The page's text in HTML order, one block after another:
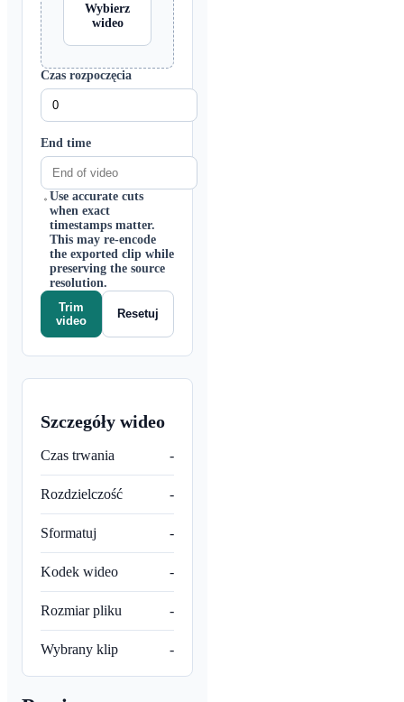
Wybierz
wideo
Czas rozpoczęcia
End time
Use accurate cuts
when exact
timestamps matter.
This may re-encode
the exported clip while
preserving the source
resolution.
Trim
video
Resetuj
Szczegóły wideo
Czas trwania -
Rozdzielczość -
Sformatuj -
Kodek wideo -
Rozmiar pliku -
Wybrany klip -